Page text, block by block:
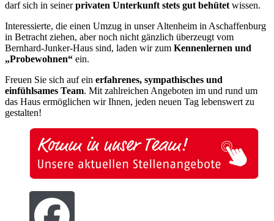
darf sich in seinerprivaten Unterkunft stets gut behütet wissen.
Interessierte, die einen Umzug in unser Altenheim in Aschaffenburg
in Betracht ziehen, aber noch nicht gänzlich überzeugt vom
Bernhard-Junker-Haus sind, laden wir zum Kennenlernen und
„Probewohnen“ ein.
Freuen Sie sich auf ein erfahrenes, sympathisches und
einfühlsames Team. Mit zahlreichen Angeboten im und rund um
das Haus ermöglichen wir Ihnen, jeden neuen Tag lebenswert zu
gestalten!